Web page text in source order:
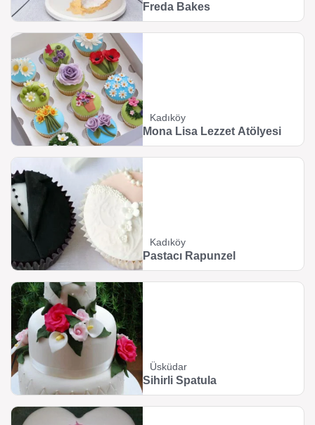
Freda Bakes
Kadıköy
Mona Lisa Lezzet Atölyesi
Kadıköy
Pastacı Rapunzel
Üsküdar
Sihirli Spatula